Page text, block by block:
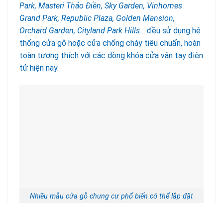
Park, Masteri Thảo Điền, Sky Garden, Vinhomes
Grand Park, Republic Plaza, Golden Mansion,
Orchard Garden, Cityland Park Hills… đều sử dụng hệ
thống cửa gỗ hoặc cửa chống cháy tiêu chuẩn, hoàn
toàn tương thích với các dòng khóa cửa vân tay điện
tử hiện nay.
Nhiều mẫu cửa gỗ chung cư phổ biến có thể lắp đặt